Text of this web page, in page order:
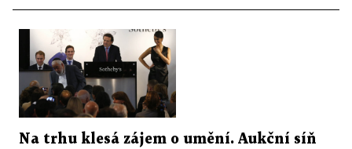
Na trhu klesá zájem o umění. Aukční síň